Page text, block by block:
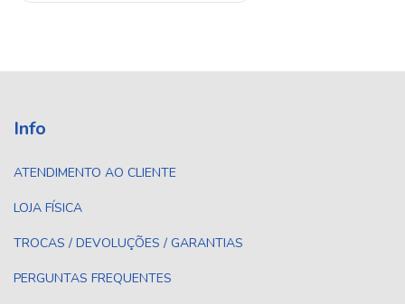
Info
ATENDIMENTO AO CLIENTE
LOJA FÍSICA
TROCAS / DEVOLUÇÕES / GARANTIAS
PERGUNTAS FREQUENTES